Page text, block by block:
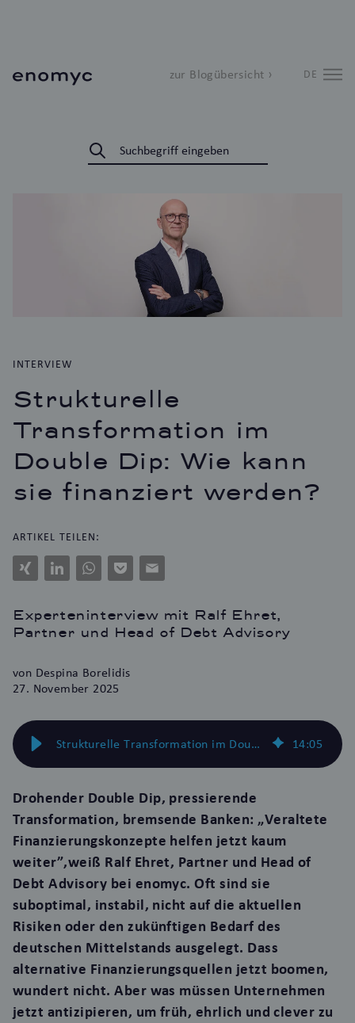
zur Blogübersicht › DE
INTERVIEW
Strukturelle
Transformation im
Double Dip: Wie kann
sie finanziert werden?
ARTIKEL TEILEN:
Xing LinkedInWhatsAppPocketE-
Mail
Experteninterview mit Ralf Ehret,
Partner und Head of Debt Advisory
von Despina Borelidis
27. November 2025
Strukturelle Transformation im Double Dip: Wie kann sie finanziert werden? 14:05
Drohender Double Dip, pressierende
Transformation, bremsende Banken: „Veraltete
Finanzierungskonzepte helfen jetzt kaum
weiter”,weiß Ralf Ehret, Partner und Head of
Debt Advisory bei enomyc. Oft sind sie
suboptimal, instabil, nicht auf die aktuellen
Risiken oder den zukünftigen Bedarf des
deutschen Mittelstands ausgelegt. Dass
alternative Finanzierungsquellen jetzt boomen,
wundert nicht. Aber was müssen Unternehmen
jetzt antizipieren, um früh, ehrlich und clever zu